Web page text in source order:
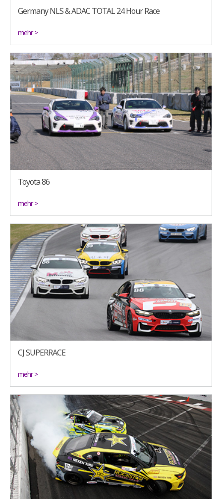
Germany NLS & ADAC TOTAL 24 Hour Race
mehr >
Toyota 86
mehr >
CJ SUPERRACE
mehr >